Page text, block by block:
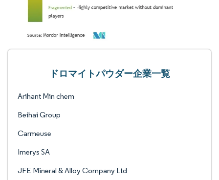
ドロマイトパウダー企業一覧
Arihant Min chem
Beihai Group
Carmeuse
Imerys SA
JFE Mineral & Alloy Company Ltd